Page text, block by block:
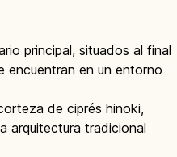
principal, situados al final
encuentran en un entorno
de ciprés hinoki,
arquitectura tradicional